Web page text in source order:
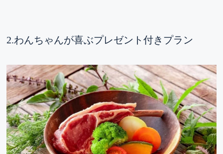
2.わんちゃんが喜ぶプレゼント付きプラン